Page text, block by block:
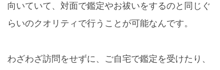
向いていて、対面で鑑定やお祓いをするのと同じぐ
らいのクオリティで行うことが可能なんです。
わざわざ訪問をせずに、ご自宅で鑑定を受けたり、